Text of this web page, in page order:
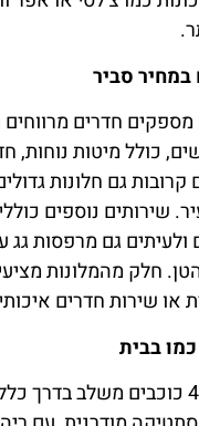
במחיר סביר
מספקים חדרים
כולל מיטות נוחות,
קרובות גם חלונות
שירותים נוספים
ולעיתים גם מרפסות גג
חלק מהמלונות
או שירות חדרים
בבית
העיצוב במלונות 4 כוכבים משלב בדרך